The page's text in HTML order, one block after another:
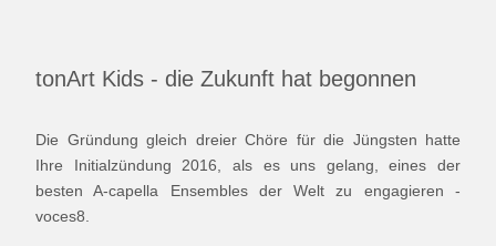
tonArt Kids - die Zukunft hat begonnen
Die Gründung gleich dreier Chöre für die Jüngsten hatte
Ihre Initialzündung 2016, als es uns gelang, eines der
besten A-capella Ensembles der Welt zu engagieren -
voces8.